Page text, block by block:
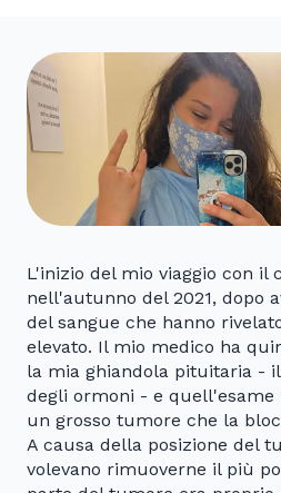
L'inizio del mio viaggio con il
nell'autunno del 2021, dopo
del sangue che hanno
elevato. Il mio medico ha
la mia ghiandola pituitaria -
degli ormoni - e quell'esame
un grosso tumore che la
A causa della posizione del
volevano rimuoverne il più